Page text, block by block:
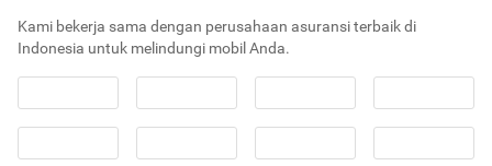
Kami bekerja sama dengan perusahaan asuransi terbaik di
Indonesia untuk melindungi mobil Anda.